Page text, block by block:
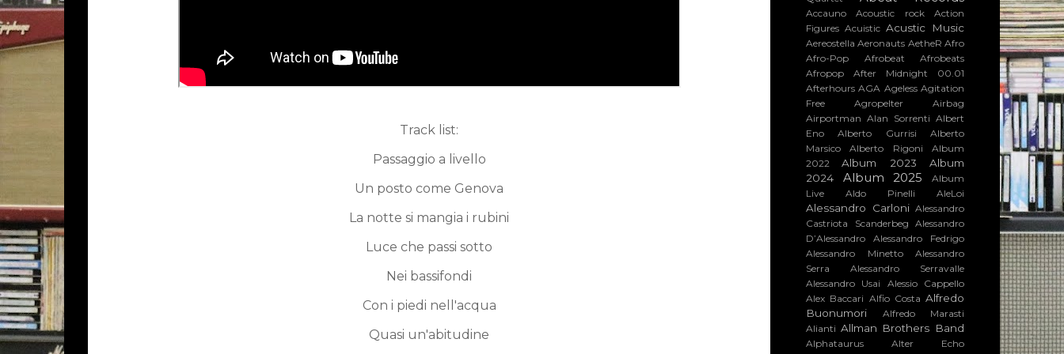
Track list:
Passaggio a livello
Un posto come Genova
La notte si mangia i rubini
Luce che passi sotto
Nei bassifondi
Con i piedi nell'acqua
Quasi un'abitudine
Accauno Acoustic rock
Action
Figures Acuistic Acustic Music
Aereostella Aeronauts AetheR Afro
Afro-Pop
Afrobeat
Afrobeats
Afropop
After Midnight 00.01
Afterhours AGA Ageless Agitation
Free
Agropelter
Airbag
Airportman Alan Sorrenti Albert
Eno
Alberto Gurrisi
Alberto
Marsico
Alberto Rigoni
Album
2022
Album 2023
Album
2024
Album 2025
Album
Live
Aldo Pinelli AleLoi
Alessandro Carloni Alessandro
Castriota Scanderbeg Alessandro
D’Alessandro
Alessandro Fedrigo
Alessandro Minetto
Alessandro
Serra
Alessandro Serravalle
Alessandro Usai
Alessio Cappello
Alex Baccari Alfio Costa Alfredo
Buonumori
Alfredo Marasti
Alianti Allman Brothers Band
Alphataurus
Alter Echo